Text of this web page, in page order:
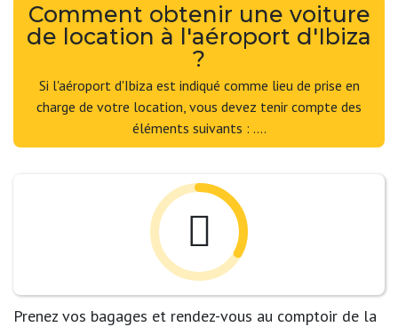
Comment obtenir une voiture
de location à l'aéroport d'Ibiza
?
Si l'aéroport d'Ibiza est indiqué comme lieu de prise en
charge de votre location, vous devez tenir compte des
éléments suivants : ....
Prenez vos bagages et rendez-vous au comptoir de la